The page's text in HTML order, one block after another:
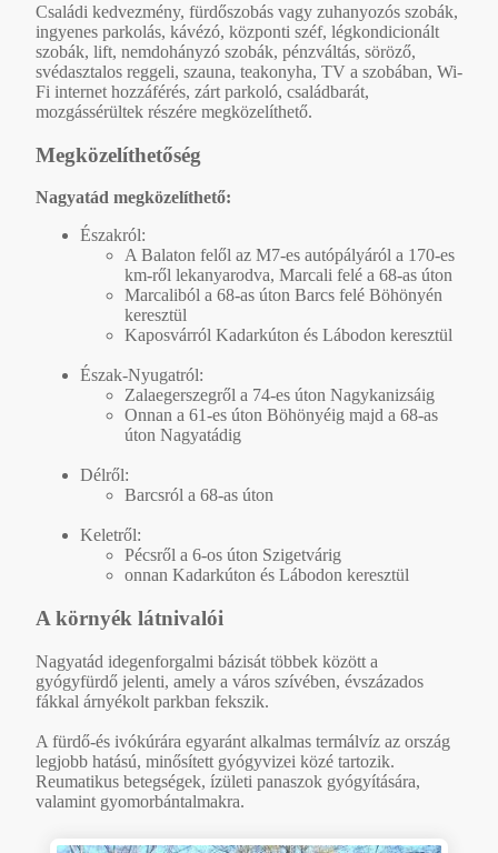
Családi kedvezmény, fürdőszobás vagy zuhanyozós szobák,
ingyenes parkolás, kávézó, központi széf, légkondicionált
szobák, lift, nemdohányzó szobák, pénzváltás, söröző,
svédasztalos reggeli, szauna, teakonyha, TV a szobában, Wi-
Fi internet hozzáférés, zárt parkoló, családbarát,
mozgássérültek részére megközelíthető.
Megközelíthetőség
Nagyatád megközelíthető:
Északról:
A Balaton felől az M7-es autópályáról a 170-es
km-ről lekanyarodva, Marcali felé a 68-as úton
Marcaliból a 68-as úton Barcs felé Böhönyén
keresztül
Kaposvárról Kadarkúton és Lábodon keresztül
Észak-Nyugatról:
Zalaegerszegről a 74-es úton Nagykanizsáig
Onnan a 61-es úton Böhönyéig majd a 68-as
úton Nagyatádig
Délről:
Barcsról a 68-as úton
Keletről:
Pécsről a 6-os úton Szigetvárig
onnan Kadarkúton és Lábodon keresztül
A környék látnivalói
Nagyatád idegenforgalmi bázisát többek között a
gyógyfürdő jelenti, amely a város szívében, évszázados
fákkal árnyékolt parkban fekszik.
A fürdő-és ivókúrára egyaránt alkalmas termálvíz az ország
legjobb hatású, minősített gyógyvizei közé tartozik.
Reumatikus betegségek, ízületi panaszok gyógyítására,
valamint gyomorbántalmakra.